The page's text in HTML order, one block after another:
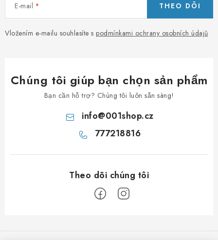
E-mail
Vložením e-mailu souhlasíte s podmínkami ochrany osobních údajů
THEO DÕI
Chúng tôi giúp bạn chọn sản phẩm
Bạn cần hỗ trợ? Chúng tôi luôn sẵn sàng!
info@001shop.cz
777218816